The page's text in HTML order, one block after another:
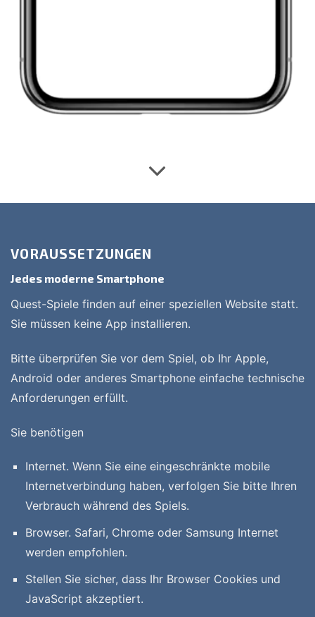
VORAUSSETZUNGEN
Jedes moderne Smartphone
Quest-Spiele finden auf einer speziellen Website statt.
Sie müssen keine App installieren.
Bitte überprüfen Sie vor dem Spiel, ob Ihr Apple,
Android oder anderes Smartphone einfache technische
Anforderungen erfüllt.
Sie benötigen
Internet. Wenn Sie eine eingeschränkte mobile
Internetverbindung haben, verfolgen Sie bitte Ihren
Verbrauch während des Spiels.
Browser. Safari, Chrome oder Samsung Internet
werden empfohlen.
Stellen Sie sicher, dass Ihr Browser Cookiesund
JavaScript akzeptiert.